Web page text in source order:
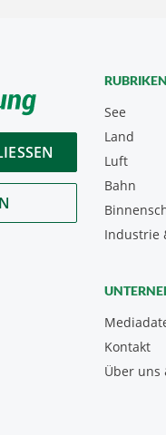
RUBRIKEN
See
Land
Luft
Bahn
Industrie
Kontakt
Über uns